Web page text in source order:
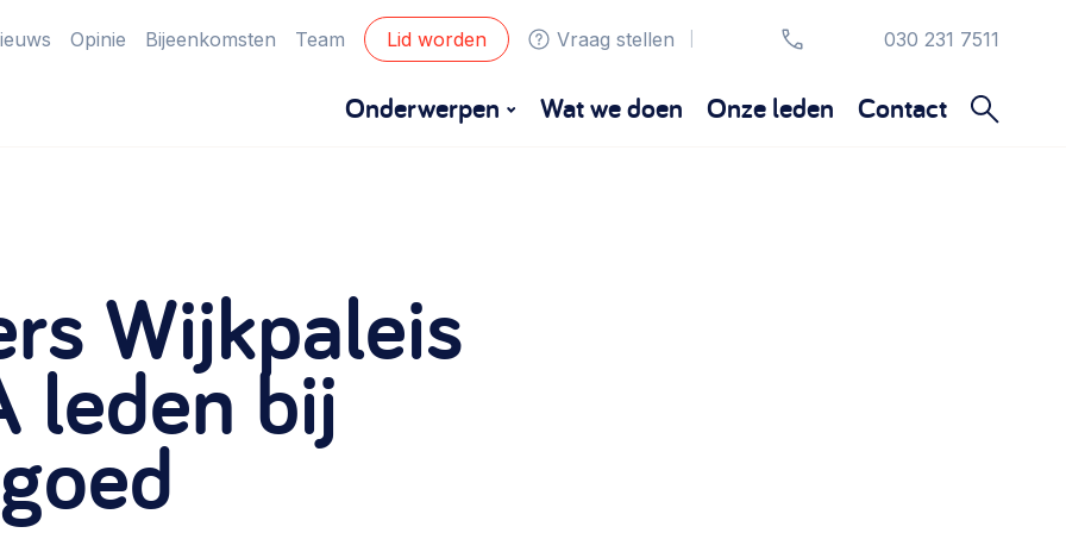
Opinie Bijeenkomsten Team Lid worden Vraag stellen 030 231 7511
Onderwerpen
Eigen gebouw
Huren of kopen, maatschappelijk vastgoed,
ontmoetingsplekken >
Zorgzame gemeenschappen
Wat we doen Onze leden Contact
Wijkpaleis
leden bij